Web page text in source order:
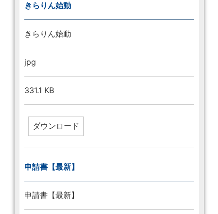
きらりん始動
きらりん始動
jpg
331.1 KB
申請書【最新】
申請書【最新】